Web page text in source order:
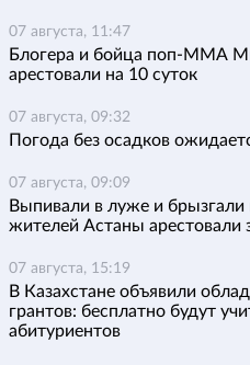
07 августа, 11:47
Блогера и бойца поп-ММА
арестовали на 10 суток
07 августа, 09:32
Погода без осадков
07 августа, 09:09
Выпивали в луже и брызгали
жителей Астаны арестовали
07 августа, 15:19
В Казахстане объявили
грантов: бесплатно будут
абитуриентов